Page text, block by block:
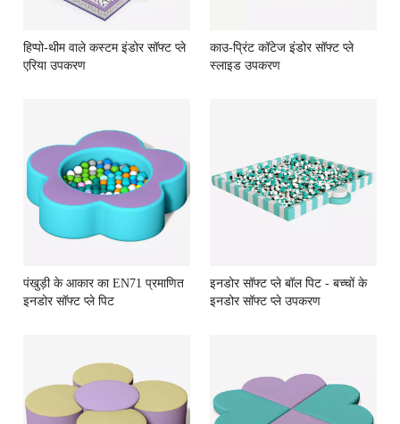
हिप्पो-थीम वाले कस्टम इंडोर सॉफ्ट प्ले
एरिया उपकरण
काउ-प्रिंट कॉटेज इंडोर सॉफ्ट प्ले
स्लाइड उपकरण
पंखुड़ी के आकार का EN71 प्रमाणित
इनडोर सॉफ्ट प्ले पिट
इनडोर सॉफ्ट प्ले बॉल पिट - बच्चों के
इनडोर सॉफ्ट प्ले उपकरण